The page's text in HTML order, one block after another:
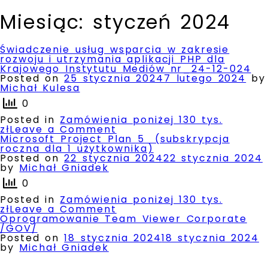
Miesiąc: styczeń 2024
Świadczenie usług wsparcia w zakresie
rozwoju i utrzymania aplikacji PHP dla
Krajowego Instytutu Mediów nr_24-12-024
Posted on25 stycznia 20247 lutego 2024 by
Michał Kulesa
0
Posted in Zamówienia poniżej 130 tys.
złLeave a Commenton
Świadczenie
usług
wsparcia
w zakresie
aplikacji
PHP
dla
Krajowego
Instytutu
Mediów
Microsoft Project Plan 5 (subskrypcja
roczna dla 1 użytkownika)
Posted on22 stycznia 202422 stycznia 2024
by Michał Gniadek
0
Posted in Zamówienia poniżej 130 tys.
złLeave a Commenton
Microsoft
Project
Plan
5
Oprogramowanie Team Viewer Corporate
/GOV/
Posted on18 stycznia 202418 stycznia 2024
by Michał Gniadek